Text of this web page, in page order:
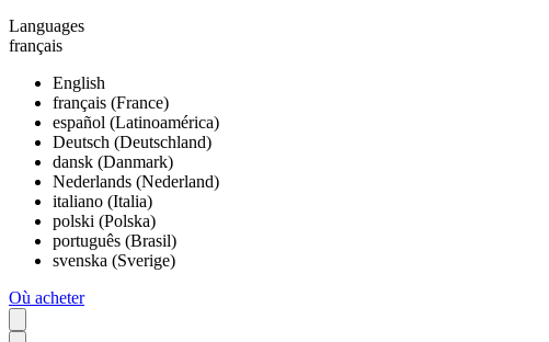
Languages
français
English
français (France)
español (Latinoamérica)
Deutsch (Deutschland)
dansk (Danmark)
Nederlands (Nederland)
italiano (Italia)
polski (Polska)
português (Brasil)
svenska (Sverige)
Où acheter